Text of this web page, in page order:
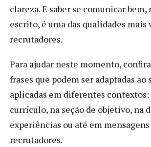
clareza. E saber se comunicar bem,
escrito, é uma das qualidades mais
recrutadores.
Para ajudar neste momento,
frases que podem ser adaptadas ao
aplicadas em diferentes
currículo, na seção de objetivo, na
experiências ou até em
recrutadores.